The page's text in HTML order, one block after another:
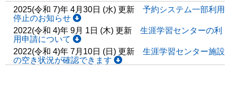
2025(令和 7)年 4月30日 (水) 更新
予約システム一部利用
停止のお知らせ
2022(令和 4)年 9月 1日 (木) 更新
生涯学習センターの利
用申請について
2022(令和 4)年 7月10日 (日) 更新
生涯学習センター施設
の空き状況が確認できます